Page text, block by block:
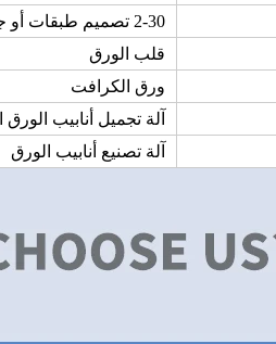
2-30 تصميم طبقات أو جهاز ثقب
قلب الورق
ورق الكرافت
آلة تجميل أنابيب الورق
آلة تصنيع أنابيب الورق